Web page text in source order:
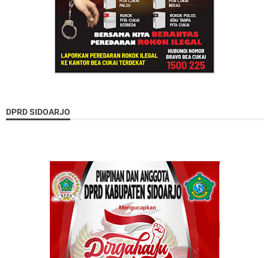
DPRD SIDOARJO